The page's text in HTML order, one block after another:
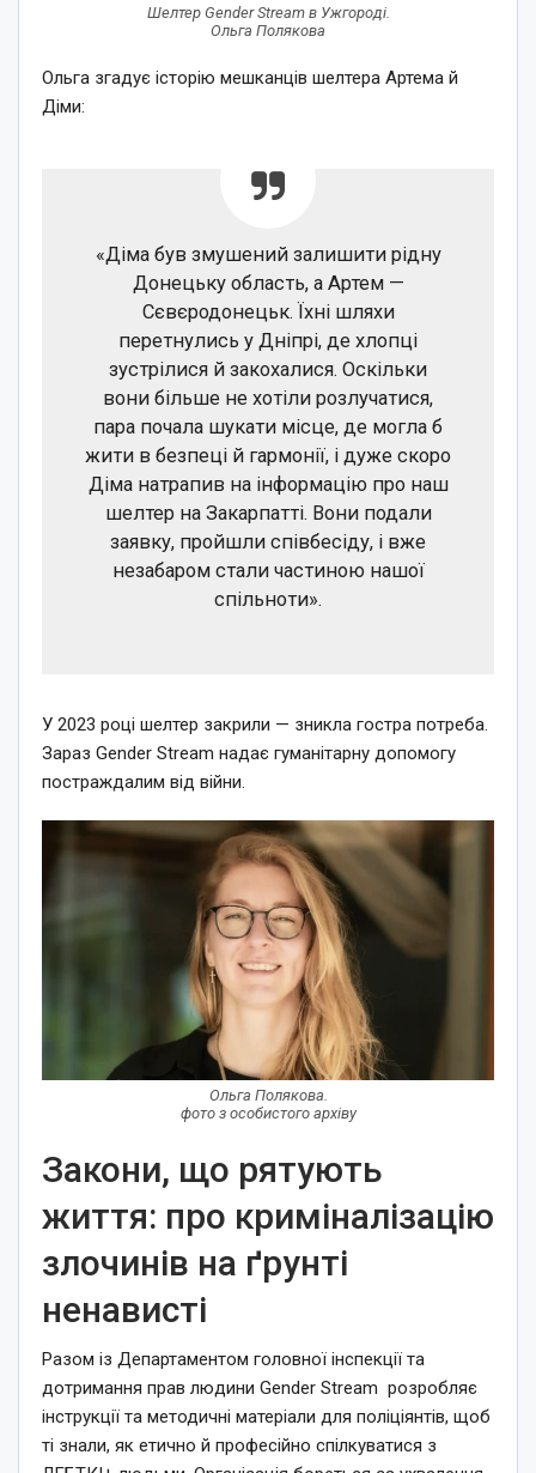
Шелтер Gender Stream в Ужгороді.
Ольга Полякова
Ольга згадує історію мешканців шелтера Артема й
Діми:
«Діма був змушений залишити рідну
Донецьку область, а Артем —
Сєвєродонецьк. Їхні шляхи
перетнулись у Дніпрі, де хлопці
зустрілися й закохалися. Оскільки
вони більше не хотіли розлучатися,
пара почала шукати місце, де могла б
жити в безпеці й гармонії, і дуже скоро
Діма натрапив на інформацію про наш
шелтер на Закарпатті. Вони подали
заявку, пройшли співбесіду, і вже
незабаром стали частиною нашої
спільноти».
У 2023 році шелтер закрили — зникла гостра потреба.
Зараз Gender Stream надає гуманітарну допомогу
постраждалим від війни.
Ольга Полякова.
фото з особистого архіву
Закони, що рятують
життя: про криміналізацію
злочинів на ґрунті
ненависті
Разом із Департаментом головної інспекції та
дотримання прав людини Gender Stream розробляє
інструкції та методичні матеріали для поліціянтів, щоб
ті знали, як етично й професійно спілкуватися з